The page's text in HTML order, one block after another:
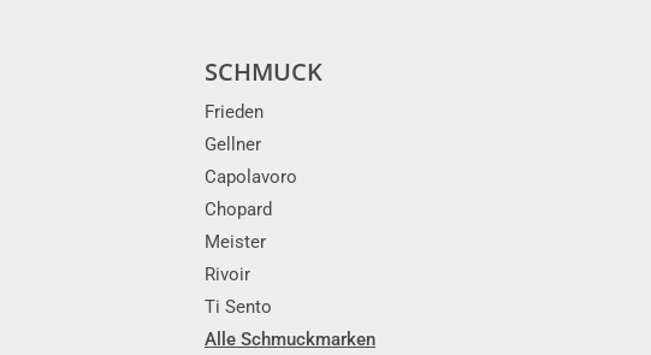
SCHMUCK
Frieden
Gellner
Capolavoro
Chopard
Meister
Rivoir
Ti Sento
Alle Schmuckmarken